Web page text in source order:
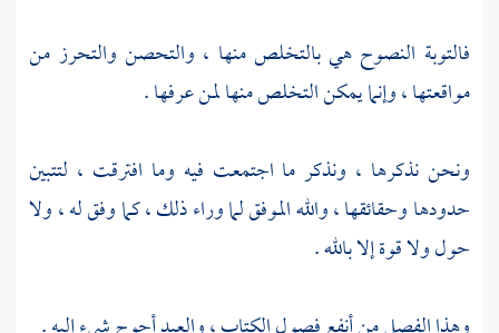
فالتوبة النصوح هي بالتخلص منها ، والتحصن والتحرز من
مواقعتها ، وإنما يمكن التخلص منها لمن عرفها .
ونحن نذكرها ، ونذكر ما اجتمعت فيه وما افترقت ، لتتبين
حدودها وحقائقها ، والله الموفق لما وراء ذلك ، كما وفق له ، ولا
حول ولا قوة إلا بالله .